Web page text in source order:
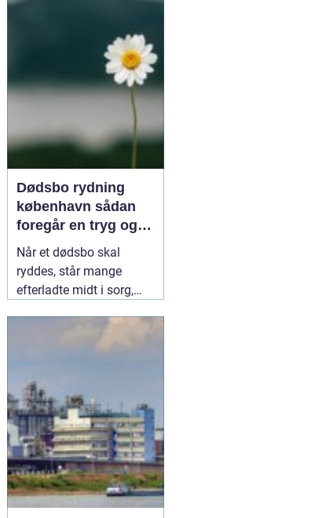
virksomhedens drift.
Alligevel er rengøring
Dødsbo rydning
københavn sådan
foregår en tryg og
respektfuld rydning
Når et dødsbo skal
ryddes, står mange
efterladte midt i sorg,
ofte også tidspres. I en
by som København, hvor
deadlines til overtagelse
eller salg hurtigt nærmer
sig, kan en professionel
hjælp08 februar 2026